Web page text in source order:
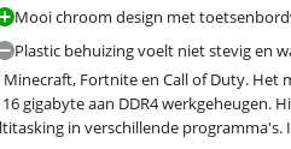
Mooi chroom design met
Plastic behuizing voelt niet stevig en
Fortnite en Call of Duty. Het
gigabyte aan DDR4 werkgeheugen.
in verschillende programma's.